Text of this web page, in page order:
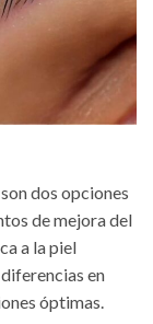
dos opciones
de mejora del
a la piel
en
óptimas.